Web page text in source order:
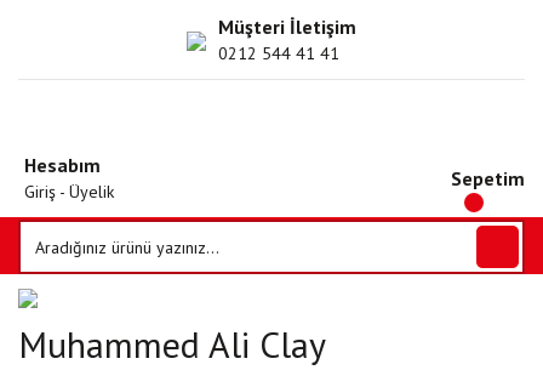
Müşteri İletişim
0212 544 41 41
Hesabım
Giriş - Üyelik
Sepetim
Muhammed Ali Clay